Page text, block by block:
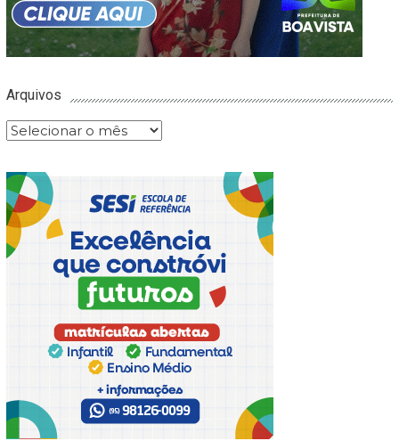
Arquivos
Arquivos